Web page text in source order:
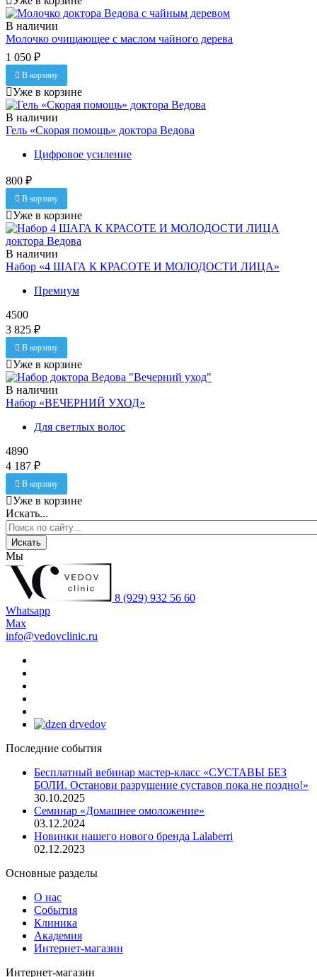
В наличии
Молочко очищающее с маслом чайного дерева
1 050 ₽
В корзину
Уже в корзине
В наличии
Гель «Скорая помощь» доктора Ведова
Цифровое усиление
800 ₽
В корзину
Уже в корзине
В наличии
Набор «4 ШАГА К КРАСОТЕ И МОЛОДОСТИ ЛИЦА»
Премиум
4500
3 825 ₽
В корзину
Уже в корзине
В наличии
Набор «ВЕЧЕРНИЙ УХОД»
Для светлых волос
4890
4 187 ₽
В корзину
Уже в корзине
Искать...
Искать
Мы
8 (929) 932 56 60
Whatsapp
Max
info@vedovclinic.ru
Последние события
Бесплатный вебинар мастер-класс «СУСТАВЫ БЕЗ
БОЛИ. Останови разрушение суставов пока не поздно!»
30.10.2025
Семинар «Домашнее омоложение»
03.12.2024
Новинки нашего нового бренда Lalaberri
02.12.2023
Основные разделы
О нас
События
Клиника
Академия
Интернет-магазин
Интернет-магазин